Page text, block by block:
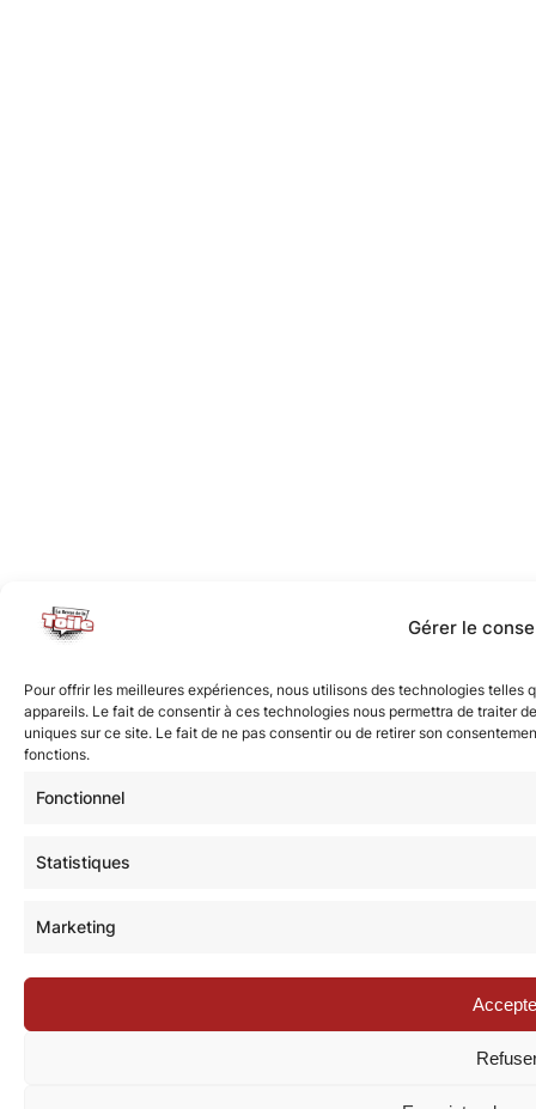
Gérer le
Pour offrir les meilleures expériences, nous utilisons des technologies
appareils. Le fait de consentir à ces technologies nous permettra de traiter
uniques sur ce site. Le fait de ne pas consentir ou de retirer son
fonctions.
Fonctionnel
Statistiques
Marketing